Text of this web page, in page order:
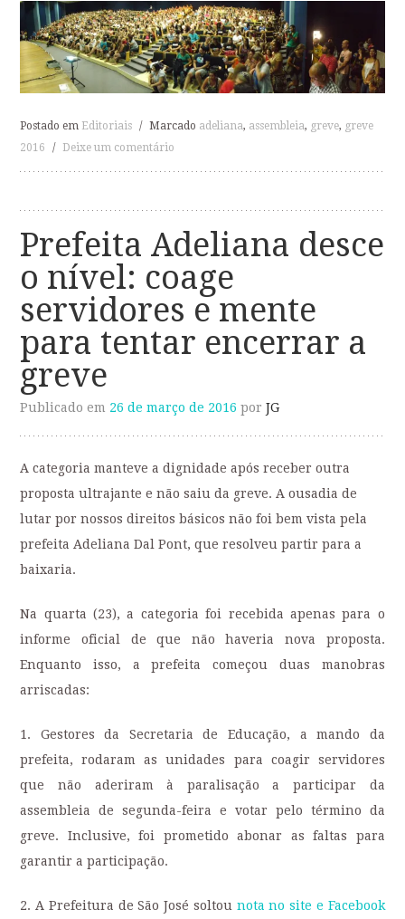
Postado em Editoriais / Marcado adeliana, assembleia, greve, greve
2016
/ Deixe um comentário
Prefeita Adeliana desce
o nível: coage
servidores e mente
para tentar encerrar a
greve
Publicado em 26 de março de 2016 porJG
A categoria manteve a dignidade após receber outra
proposta ultrajante e não saiu da greve. A ousadia de
lutar por nossos direitos básicos não foi bem vista pela
prefeita Adeliana Dal Pont, que resolveu partir para a
baixaria.
Na quarta (23), a categoria foi recebida apenas para o
informe oficial de que não haveria nova proposta.
Enquanto isso, a prefeita começou duas manobras
arriscadas:
1. Gestores da Secretaria de Educação, a mando da
prefeita, rodaram as unidades para coagir servidores
que não aderiram à paralisação a participar da
assembleia de segunda-feira e votar pelo término da
greve. Inclusive, foi prometido abonar as faltas para
garantir a participação.
2. A Prefeitura de São José soltou nota no site e Facebook